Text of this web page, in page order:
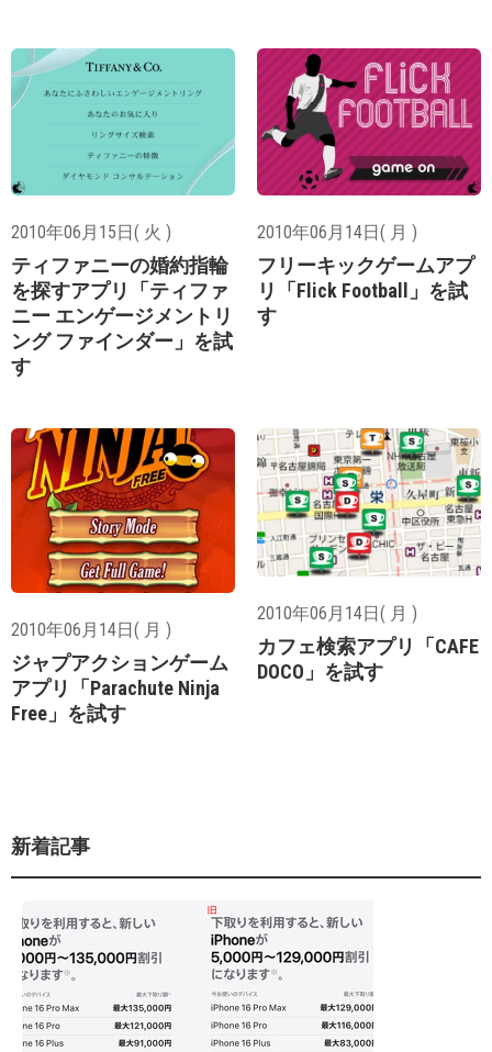
2010年06月15日( 火 )
ティファニーの婚約指輪
を探すアプリ「ティファ
ニー エンゲージメントリ
ング ファインダー」を試
す
2010年06月14日( 月 )
フリーキックゲームアプ
リ「Flick Football」を試
す
2010年06月14日( 月 )
ジャプアクションゲーム
アプリ「Parachute Ninja
Free」を試す
2010年06月14日( 月 )
カフェ検索アプリ「CAFE
DOCO」を試す
新着記事